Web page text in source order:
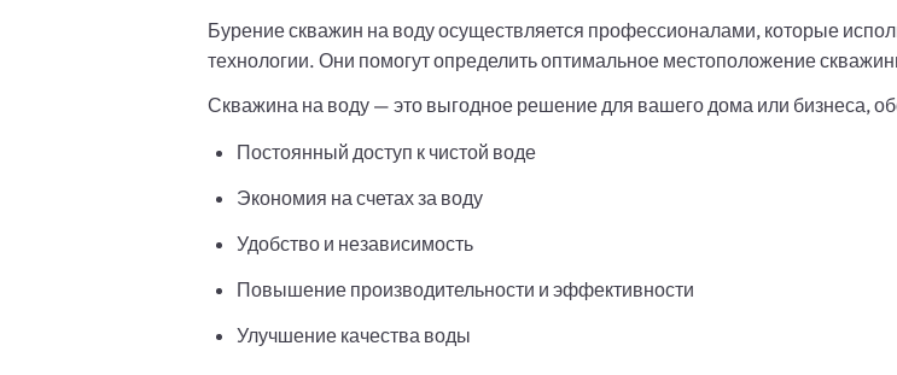
Бурение скважин на воду осуществляется профессионалами, которые
технологии. Они помогут определить оптимальное местоположение
Скважина на воду — это выгодное решение для вашего дома или бизнеса,
Постоянный доступ к чистой воде
Экономия на счетах за воду
Удобство и независимость
Повышение производительности и эффективности
Улучшение качества воды